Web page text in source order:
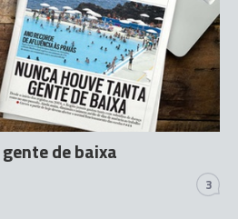
de baixa
3